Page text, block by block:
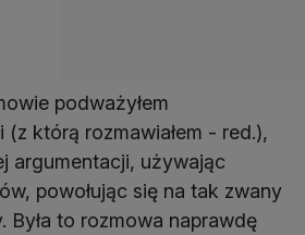
podważyłem
którą rozmawiałem - red.),
argumentacji, używając
powołując się na tak zwany
Była to rozmowa naprawdę